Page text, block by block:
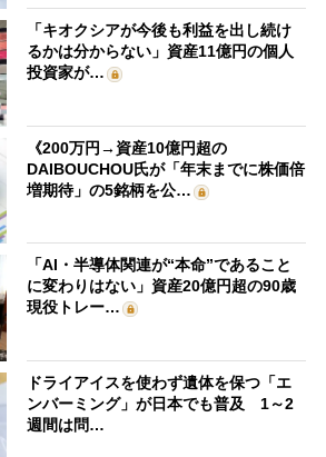
「キオクシアが今後も利益を出し続け
るかは分からない」資産11億円の個人
投資家が…
《200万円→資産10億円超の
DAIBOUCHOU氏が「年末までに株価倍
増期待」の5銘柄を公…
「AI・半導体関連が“本命”であること
に変わりはない」資産20億円超の90歳
現役トレー…
ドライアイスを使わず遺体を保つ「エ
ンバーミング」が日本でも普及 1～2
週間は問…